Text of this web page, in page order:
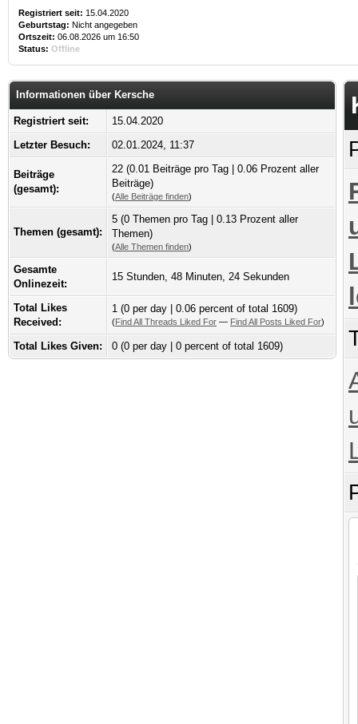
Registriert seit: 15.04.2020
Geburtstag: Nicht angegeben
Ortszeit: 06.08.2026 um 16:50
Status: Offline
Informationen über Kersche
Registriert seit:
15.04.2020
Letzter Besuch:
02.01.2024, 11:37
Beiträge
(gesamt):
22 (0.01 Beiträge pro Tag | 0.06 Prozent aller
Beiträge)
(Alle Beiträge finden)
Themen (gesamt):
5 (0 Themen pro Tag | 0.13 Prozent aller
Themen)
(Alle Themen finden)
Gesamte
Onlinezeit:
15 Stunden, 48 Minuten, 24 Sekunden
Total Likes
Received:
1 (0 per day | 0.06 percent of total 1609)
(Find All Threads Liked For — Find All Posts Liked For)
Total Likes Given: 0 (0 per day | 0 percent of total 1609)